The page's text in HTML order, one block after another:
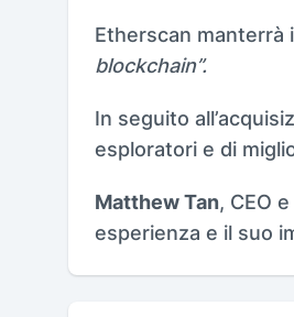
Etherscan manterrà
blockchain”.
In seguito
esploratori e di
Matthew Tan, CEO
esperienza e il suo